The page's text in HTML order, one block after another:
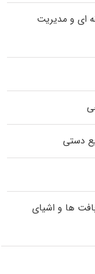
ای و مدیریت
دستی
ها و اشیای